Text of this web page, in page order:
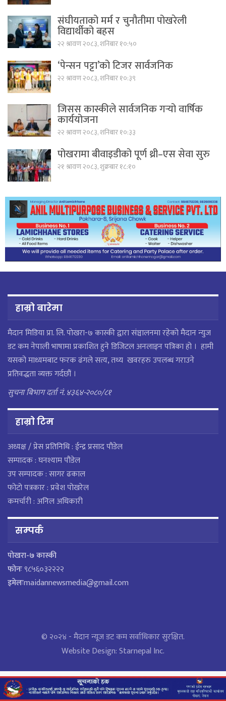
संघीयताको मर्म र चुनौतीमा पोखरेली
विद्यार्थीको बहस
२२ श्रावण २०८३, शनिबार १०:५०
‘पेन्सन पट्टा’को टिजर सार्वजनिक
२२ श्रावण २०८३, शनिबार १०:३९
जिसस कास्कीले सार्वजनिक गर्‍यो वार्षिक
कार्ययोजना
२२ श्रावण २०८३, शनिबार १०:३३
पोखरामा बीवाइडीको पूर्ण थ्री–एस सेवा सुरु
२१ श्रावण २०८३, शुक्रबार १८:१०
हाम्रो बारेमा
मैदान मिडिया प्रा. लि. पाेखरा-७ कास्की द्वारा संञ्चालनमा रहेको मैदान न्युज
डट कम नेपाली भाषामा प्रकाशित हुने डिजिटल अनलाइन पत्रिका हो । हामी
यसको माध्यमबाट फरक ढंगले सत्य, तथ्य खवरहरु उपलब्ध गराउने
प्रतिवद्धता व्यक्त गर्दछौं ।
सुचना बिभाग दर्ता नं. ४३६४-२०८०/८१
हाम्राे टिम
अध्यक्ष / प्रेस प्रतिनिधि : ईन्द्र प्रसाद पौडेल
सम्पादक : घनश्याम पौडेल
उप सम्पादक : सागर ढकाल
फोटो पत्रकार : प्रवेश पोखरेल
कमर्चारी : अनिल अधिकारी
सम्पर्क
पाेखरा-७ कास्की
फोनः९८५६०३२२२२
इमेलःmaidannewsmedia@gmail.com
© २०२४ - मैदान न्यूज डट कम सर्वाधिकार सुरक्षित.
Website Design:Starnepal Inc.